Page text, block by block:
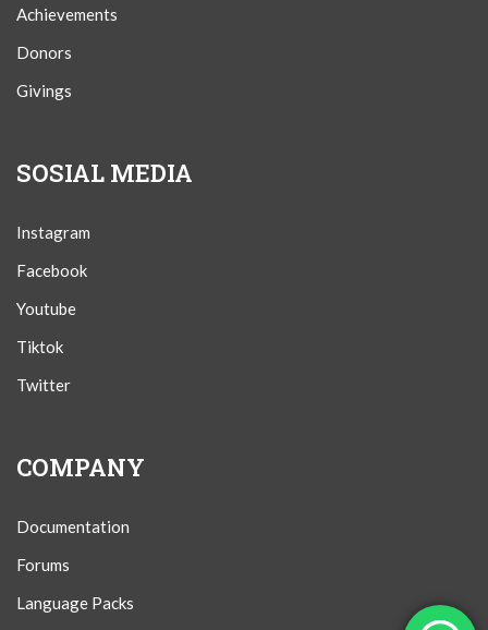
Achievements
Donors
Givings
SOSIAL MEDIA
Instagram
Facebook
Youtube
Tiktok
Twitter
COMPANY
Documentation
Forums
Language Packs